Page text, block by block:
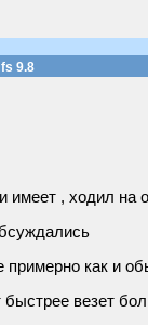
9.8
имеет , ходил на
как и
быстрее везет